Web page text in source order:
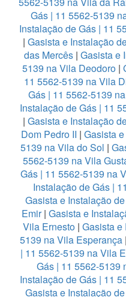
Gás | 11 5562-5139
Instalação de Gás | 11
| Gasista e Instalação
das Mercês | Gasista e
5139 na Vila Deodoro|
11 5562-5139 na Vila
Gás | 11 5562-5139
Instalação de Gás | 11
| Gasista e Instalação
Dom Pedro II | Gasista
5139 na Vila do Sol |
5562-5139 na Vila
Gás | 11 5562-5139 na
Instalação de Gás |
Gasista e Instalação
Emir| Gasista e
Vila Ernesto| Gasista e
5139 na Vila Esperança |
| 11 5562-5139 na Vila
Gás | 11 5562-5139
Instalação de Gás | 11
Gasista e Instalação